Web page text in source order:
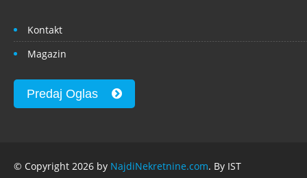
Kontakt
Magazin
Predaj Oglas
© Copyright 2026 by NajdiNekretnine.com. By IST